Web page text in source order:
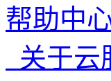
帮助中
关于云